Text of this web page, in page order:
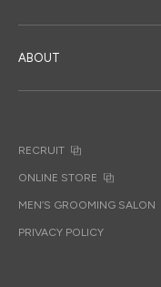
ABOUT
RECRUIT
ONLINE STORE
MEN’S GROOMING SALON
PRIVACY POLICY